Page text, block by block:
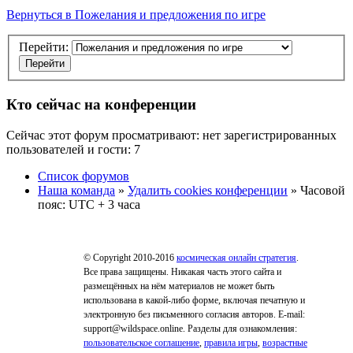
Вернуться в Пожелания и предложения по игре
Перейти:
Кто сейчас на конференции
Сейчас этот форум просматривают: нет зарегистрированных
пользователей и гости: 7
Список форумов
Наша команда » Удалить cookies конференции » Часовой
пояс: UTC + 3 часа
© Copyright 2010-2016 космическая онлайн стратегия
Все права защищены. Никакая часть этого сайта и
размещённых на нём материалов не может быть
использована в какой-либо форме, включая печатную и
электронную без письменного согласия авторов. E-mail:
support@wildspace.online. Разделы для ознакомления:
пользовательское соглашение правила игры возрастные